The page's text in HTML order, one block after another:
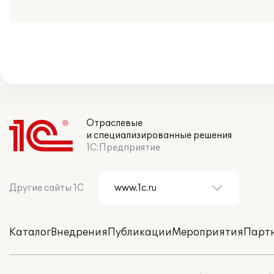
Отраслевые
и специализированные решения
1С:Предприятие
Другие сайты 1С
КаталогВнедренияПубликацииМероприятия